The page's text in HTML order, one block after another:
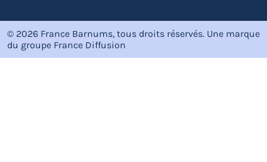
© 2026 France Barnums, tous droits réservés. Une marque
du groupe France Diffusion